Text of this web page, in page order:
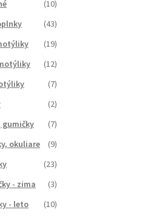
(10)
(43)
(19)
(12)
(7)
(2)
gumičky
(7)
okuliare
(9)
(23)
- zima
(3)
- leto
(10)